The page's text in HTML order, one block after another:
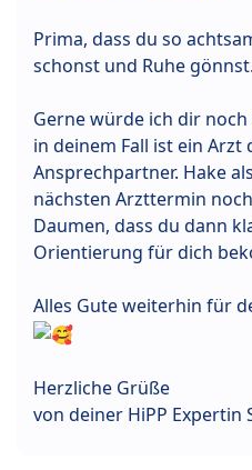
Prima, dass du so
schonst und Ruhe gönnst.
Gerne würde ich dir
in deinem Fall ist ein Arzt
Ansprechpartner. Hake
nächsten Arzttermin
Daumen, dass du dann
Orientierung für dich
Alles Gute weiterhin für
Herzliche Grüße
von deiner HiPP Expertin